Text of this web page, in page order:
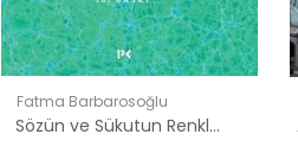
Fatma Barbarosoğlu
Sözün ve Sükutun Renkleri